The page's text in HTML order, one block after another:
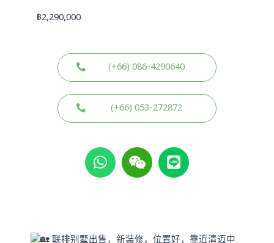
฿2,290,000
(+66) 086-4290640
(+66) 053-272872
W
h
a
p
W
e
i
L
i
n
联排别墅出售，新装修，位置好，靠近清迈中